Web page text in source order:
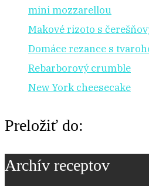
mini mozzarellou
Makové rizoto s
Domáce rezance s
Rebarborový crumble
New York cheesecake
Preložiť do:
Archív receptov